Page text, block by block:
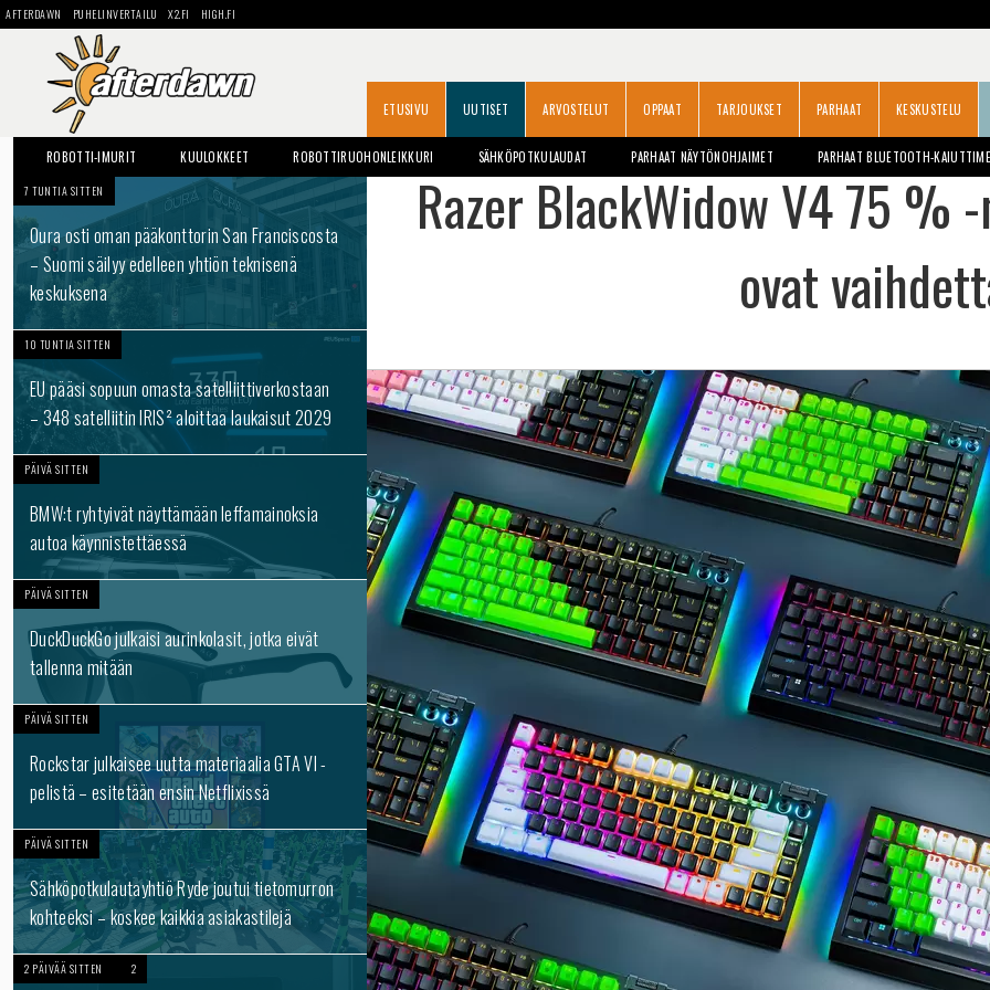
AFTERDAWN PUHELINVERTAILU X2.FI HIGH.FI
ETUSIVU UUTISET ARVOSTELUT OPPAAT TARJOUKSET PARHAAT KESKUSTELU
ROBOTTI-IMURIT KUULOKKEET ROBOTTIRUOHONLEIKKURI SÄHKÖPOTKULAUDAT PARHAAT NÄYTÖNOHJAIMET PARHAAT BLUETOOTH-
7 TUNTIA SITTEN
Oura osti oman pääkonttorin San Franciscosta
– Suomi säilyy edelleen yhtiön teknisenä
keskuksena
10 TUNTIA SITTEN
EU pääsi sopuun omasta satelliittiverkostaan
– 348 satelliitin IRIS² aloittaa laukaisut 2029
PÄIVÄ SITTEN
BMW:t ryhtyivät näyttämään leffamainoksia
autoa käynnistettäessä
PÄIVÄ SITTEN
DuckDuckGo julkaisi aurinkolasit, jotka eivät
tallenna mitään
PÄIVÄ SITTEN
Rockstar julkaisee uutta materiaalia GTA VI -
pelistä – esitetään ensin Netflixissä
PÄIVÄ SITTEN
Sähköpotkulautayhtiö Ryde joutui tietomurron
kohteeksi – koskee kaikkia asiakastilejä
2 PÄIVÄÄ SITTEN 2
Razer BlackWidow V4 75 %
ovat